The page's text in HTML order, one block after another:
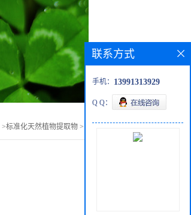
>标准化天然植物提取物 >
联系方式
手机： 13991313929
Q Q：